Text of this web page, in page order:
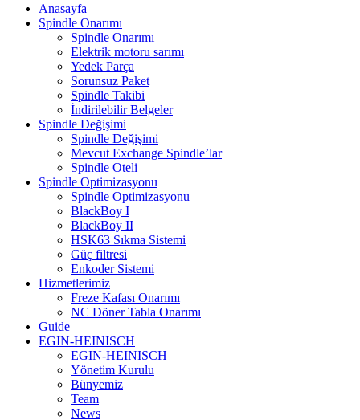
Anasayfa
Spindle Onarımı
Spindle Onarımı
Elektrik motoru sarımı
Yedek Parça
Sorunsuz Paket
Spindle Takibi
İndirilebilir Belgeler
Spindle Değişimi
Spindle Değişimi
Mevcut Exchange Spindle’lar
Spindle Oteli
Spindle Optimizasyonu
Spindle Optimizasyonu
BlackBoy I
BlackBoy II
HSK63 Sıkma Sistemi
Güç filtresi
Enkoder Sistemi
Hizmetlerimiz
Freze Kafası Onarımı
NC Döner Tabla Onarımı
Guide
EGIN-HEINISCH
EGIN-HEINISCH
Yönetim Kurulu
Bünyemiz
Team
News